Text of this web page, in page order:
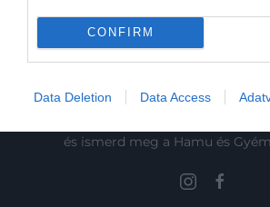
CONFIRM
Data Deletion Data Access
és ismerd meg a Hamu és